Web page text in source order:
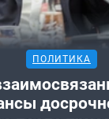
ПОЛИТИКА